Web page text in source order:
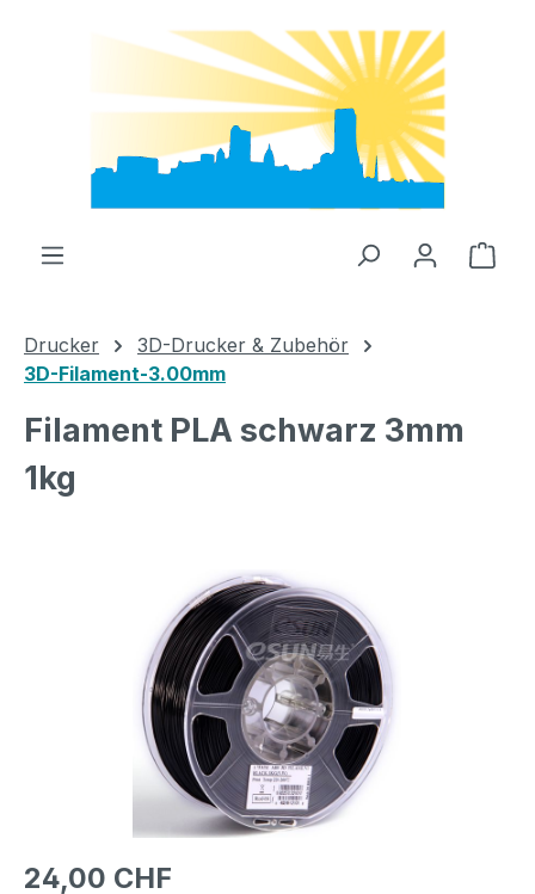
Zum Hauptinhalt springen
Drucker
3D-Drucker & Zubehör
3D-Filament-3.00mm
Filament PLA schwarz 3mm
1kg
Regulärer Preis:
24,00 CHF